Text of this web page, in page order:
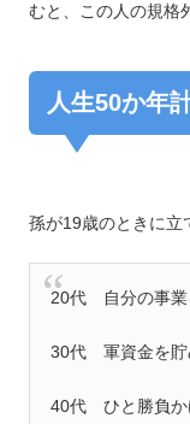
むと、この人の規格
人生50か年
孫が19歳のときに立
20代 自分の事業
30代 軍資金を貯
40代 ひと勝負か